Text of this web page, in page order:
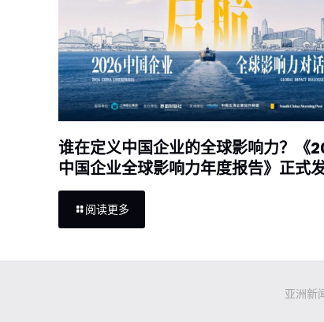
谁在定义中国企业的全球影响力？《
中国企业全球影响力年度报告》正式
阅读更多
亚洲新